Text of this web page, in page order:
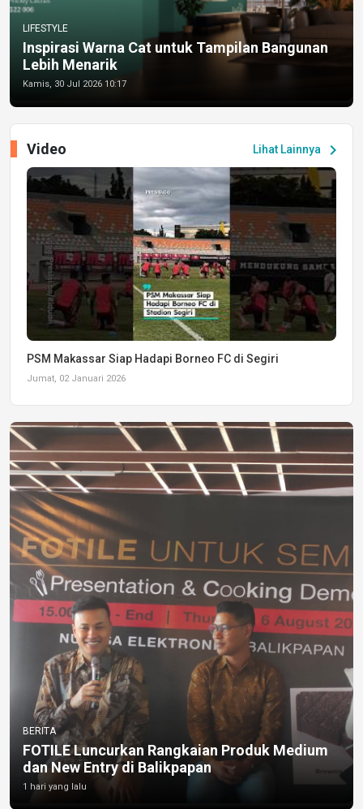
LIFESTYLE
Inspirasi Warna Cat untuk Tampilan Bangunan
Lebih Menarik
Kamis, 30 Jul 2026 10:17
Lihat Lainnya chevron_right
Video
PSM Makassar Siap Hadapi Borneo FC di Segiri
Jumat, 02 Januari 2026
BERITA
FOTILE Luncurkan Rangkaian Produk Medium
dan New Entry di Balikpapan
1 hari yang lalu